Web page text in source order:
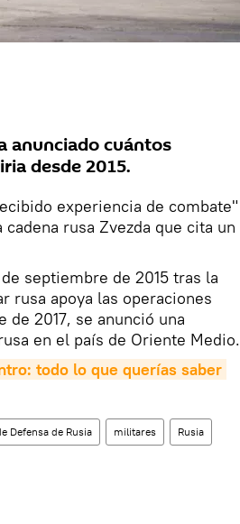
anunciado cuántos
desde 2015.
experiencia de combate"
cadena rusa Zvezda que cita un
septiembre de 2015 tras la
rusa apoya las operaciones
2017, se anunció una
en el país de Oriente Medio.
todo lo que querías saber
Defensa de Rusia militares Rusia